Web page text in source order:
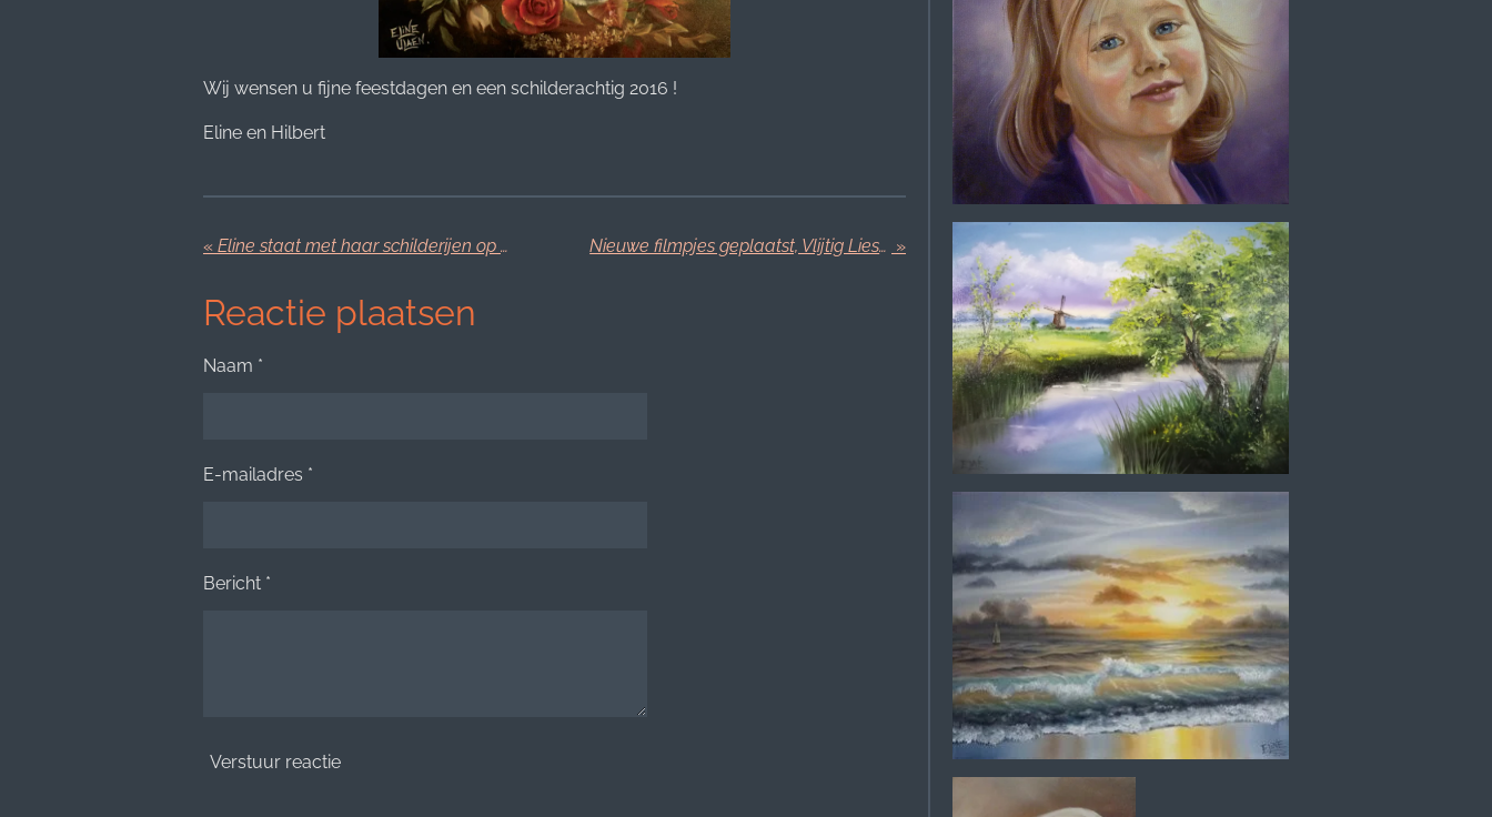
Wij wensen u fijne feestdagen en een schilderachtig 2016 !
Eline en Hilbert
« Eline staat met haar schilderijen op de ADAF Amsterdam Nieuwe filmpjes geplaatst, Vlijtig Liesje »
Reactie plaatsen
Naam *
E-mailadres *
Bericht *
Verstuur reactie